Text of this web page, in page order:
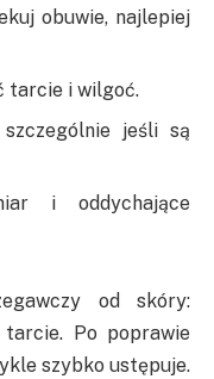
obuwie, najlepiej
tarcie i wilgoć.
szczególnie jeśli są
i oddychające
od skóry:
Po poprawie
szybko ustępuje.